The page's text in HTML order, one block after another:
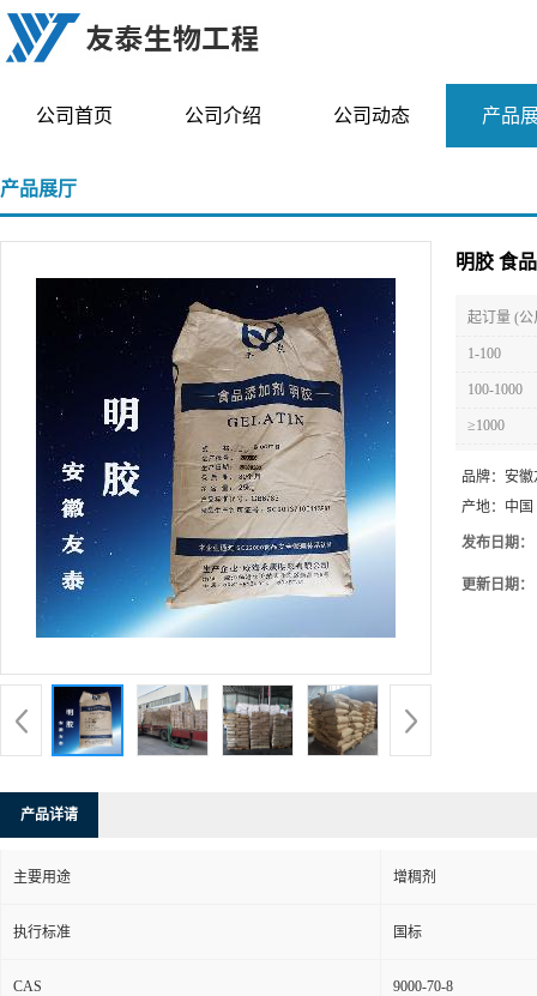
公司首页 公司介绍 公司动态 产品
产品展厅
明胶 食
起订量 (公
1-100
100-1000
≥1000
品牌： 安徽
产地： 中国
发布日期：
更新日期：
产品详请
主要用途 增稠剂
执行标准 国标
CAS 9000-70-8